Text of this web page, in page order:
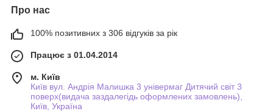
Про нас
100% позитивних з 306 відгуків за рік
Працює з 01.04.2014
м. Київ
Київ вул. Андрія Малишка 3 універмаг Дитячий світ 3
поверх(видача заздалегідь оформлених замовлень),
Київ, Україна